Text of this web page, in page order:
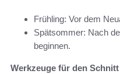
Frühling: Vor dem
Spätsommer: Nach
beginnen.
Werkzeuge für den Schnitt